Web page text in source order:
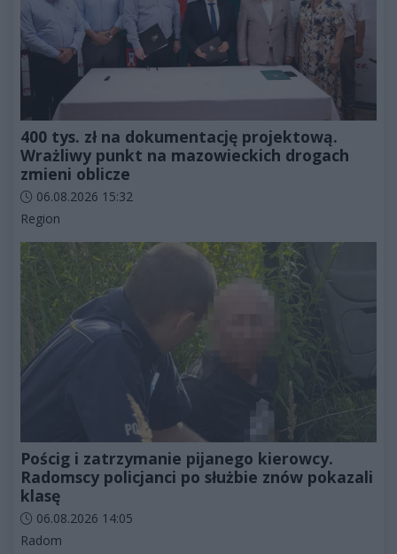
400 tys. zł na dokumentację projektową.
Wrażliwy punkt na mazowieckich drogach
zmieni oblicze
Data dodania artykułu:
06.08.2026 15:32
Kategorie artykułu:
Region
Pościg i zatrzymanie pijanego kierowcy.
Radomscy policjanci po służbie znów pokazali
klasę
Data dodania artykułu:
06.08.2026 14:05
Kategorie artykułu:
Radom